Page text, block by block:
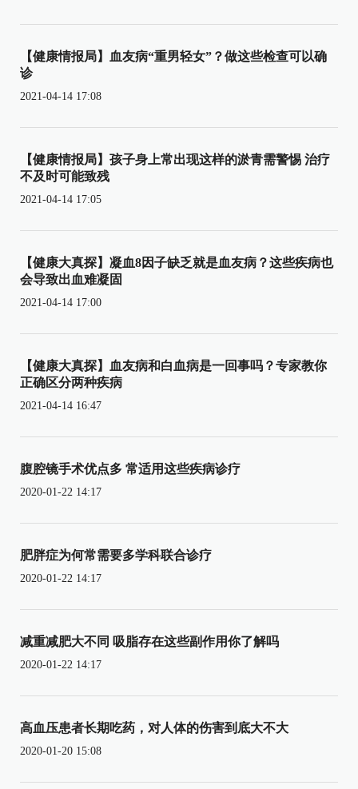
【健康情报局】血友病“重男轻女”？做这些检查可以确
诊
2021-04-14 17:08
【健康情报局】孩子身上常出现这样的淤青需警惕 治疗
不及时可能致残
2021-04-14 17:05
【健康大真探】凝血8因子缺乏就是血友病？这些疾病也
会导致出血难凝固
2021-04-14 17:00
【健康大真探】血友病和白血病是一回事吗？专家教你
正确区分两种疾病
2021-04-14 16:47
腹腔镜手术优点多 常适用这些疾病诊疗
2020-01-22 14:17
肥胖症为何常需要多学科联合诊疗
2020-01-22 14:17
减重减肥大不同 吸脂存在这些副作用你了解吗
2020-01-22 14:17
高血压患者长期吃药，对人体的伤害到底大不大
2020-01-20 15:08